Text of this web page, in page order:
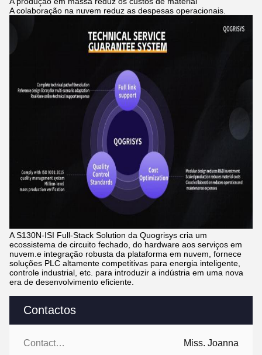
Contactos
Contactos: Miss. Joanna
A colaboração na nuvem reduz as despesas operacionais.
A S130N-ISI Full-Stack Solution da Quogrisys cria um
ecossistema de circuito fechado, do hardware aos serviços em
nuvem.e integração robusta da plataforma em nuvem, fornece
soluções PLC altamente competitivas para energia inteligente,
controle industrial, etc. para introduzir a indústria em uma nova
era de desenvolvimento eficiente.